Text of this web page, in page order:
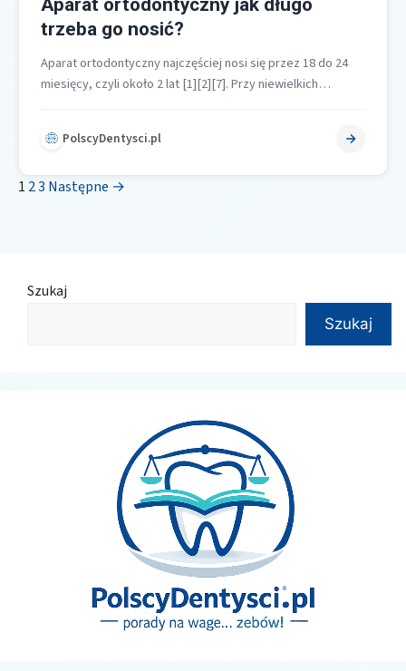
trzeba go nosić?
Aparat ortodontyczny najczęściej nosi się przez 18 do 24
miesięcy, czyli około 2 lat [1][2][7]. Przy niewielkich
PolscyDentysci.pl
1 23 Następne →
Szukaj
Szukaj